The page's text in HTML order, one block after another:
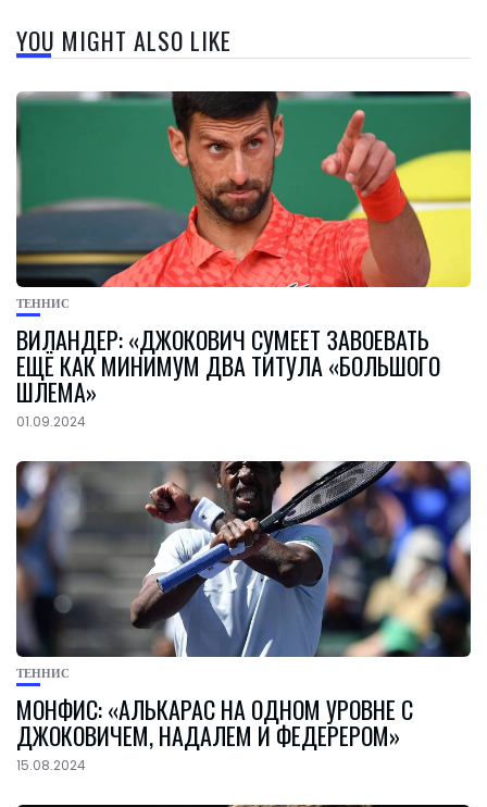
YOU MIGHT ALSO LIKE
ТЕННИС
ВИЛАНДЕР: «ДЖОКОВИЧ СУМЕЕТ ЗАВОЕВАТЬ
ЕЩЁ КАК МИНИМУМ ДВА ТИТУЛА «БОЛЬШОГО
ШЛЕМА»
01.09.2024
ТЕННИС
МОНФИС: «АЛЬКАРАС НА ОДНОМ УРОВНЕ С
ДЖОКОВИЧЕМ, НАДАЛЕМ И ФЕДЕРЕРОМ»
15.08.2024